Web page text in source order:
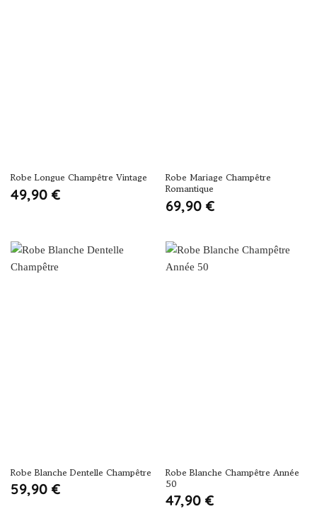
Robe Longue Champêtre Vintage
49,90 €
Robe Mariage Champêtre
Romantique
69,90 €
Robe Blanche Dentelle Champêtre
59,90 €
Robe Blanche Champêtre Année
50
47,90 €